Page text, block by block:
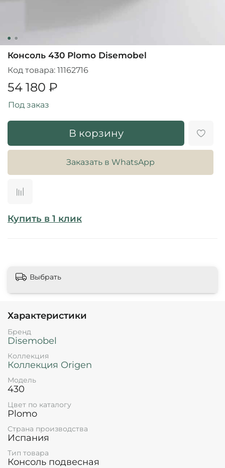
Консоль 430 Plomo Disemobel
Код товара: 11162716
54 180 ₽
В корзину
Заказать в WhatsApp
Купить в 1 клик
Под заказ
Выбрать
Характеристики
Бренд
Disemobel
Коллекция
Коллекция Origen
Модель
430
Цвет по каталогу
Plomo
Страна производства
Испания
Тип товара
Консоль подвесная